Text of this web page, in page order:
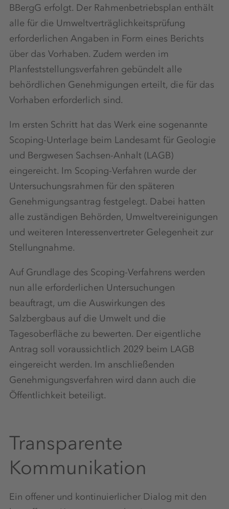
BBergG erfolgt. Der Rahmenbetriebsplan enthält
alle für die Umweltverträglichkeitsprüfung
erforderlichen Angaben in Form eines Berichts
über das Vorhaben. Zudem werden im
Planfeststellungsverfahren gebündelt alle
behördlichen Genehmigungen erteilt, die für das
Vorhaben erforderlich sind.
Im ersten Schritt hat das Werk eine sogenannte
Scoping-Unterlage beim Landesamt für Geologie
und Bergwesen Sachsen-Anhalt (LAGB)
eingereicht. Im Scoping-Verfahren wurde der
Untersuchungsrahmen für den späteren
Genehmigungsantrag festgelegt. Dabei hatten
alle zuständigen Behörden, Umweltvereinigungen
und weiteren Interessenvertreter Gelegenheit zur
Stellungnahme.
Auf Grundlage des Scoping-Verfahrens werden
nun alle erforderlichen Untersuchungen
beauftragt, um die Auswirkungen des
Salzbergbaus auf die Umwelt und die
Tagesoberfläche zu bewerten. Der eigentliche
Antrag soll voraussichtlich 2029 beim LAGB
eingereicht werden. Im anschließenden
Genehmigungsverfahren wird dann auch die
Öffentlichkeit beteiligt.
Transparente
Kommunikation
Ein offener und kontinuierlicher Dialog mit den